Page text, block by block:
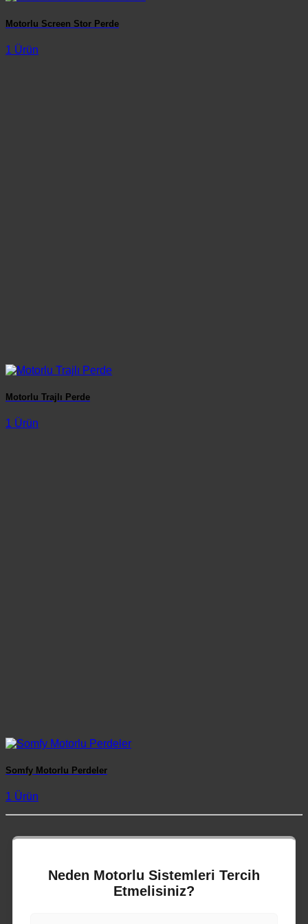
Motorlu Screen Stor Perde
1 Ürün
Motorlu Trajlı Perde
1 Ürün
Somfy Motorlu Perdeler
1 Ürün
Neden Motorlu Sistemleri Tercih
Etmelisiniz?